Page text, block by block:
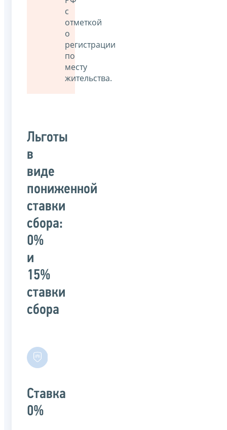
с
отметкой
о
регистрации
по
месту
жительства.
Льготы
в
виде
пониженной
ставки
сбора:
0%
и
15%
ставки
сбора
Ставка
0%